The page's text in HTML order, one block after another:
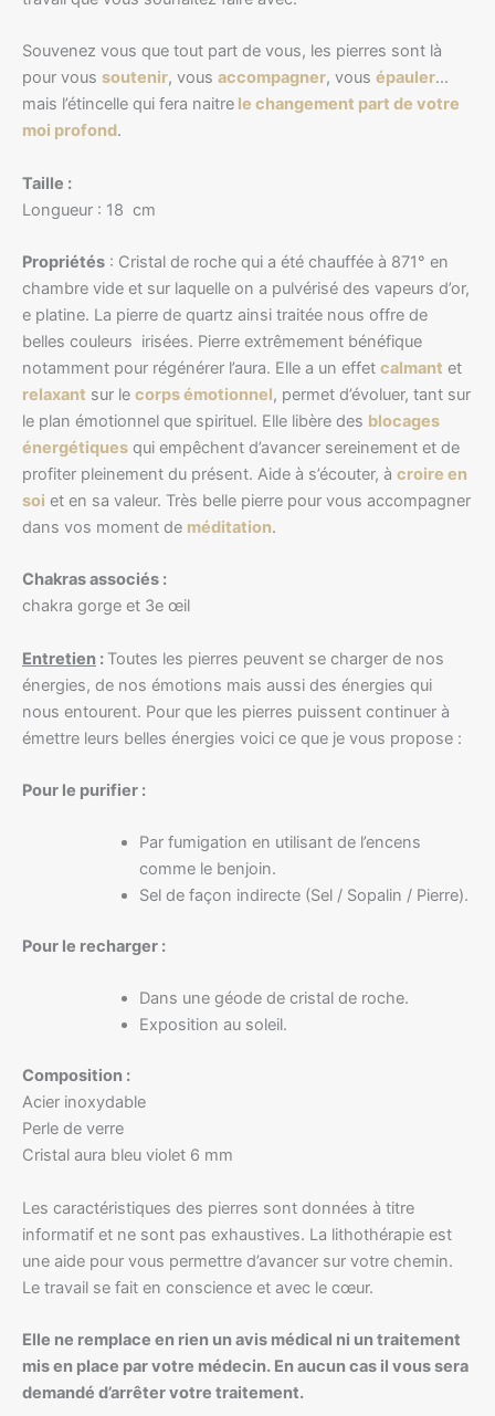
Souvenez vous que tout part de vous, les pierres sont là
pour vous soutenir, vous accompagner, vous épauler…
mais l’étincelle qui fera naitre le changement part de votre
moi profond.
Taille :
Longueur : 18 cm
Propriétés : Cristal de roche qui a été chauffée à 871° en
chambre vide et sur laquelle on a pulvérisé des vapeurs d’or,
e platine. La pierre de quartz ainsi traitée nous offre de
belles couleurs irisées. Pierre extrêmement bénéfique
notamment pour régénérer l’aura. Elle a un effet calmant et
relaxant sur le corps émotionnel, permet d’évoluer, tant sur
le plan émotionnel que spirituel. Elle libère des blocages
énergétiques qui empêchent d’avancer sereinement et de
profiter pleinement du présent. Aide à s’écouter, à croire en
soi et en sa valeur. Très belle pierre pour vous accompagner
dans vos moment de méditation.
Chakras associés :
chakra gorge et 3e œil
Entretien : Toutes les pierres peuvent se charger de nos
énergies, de nos émotions mais aussi des énergies qui
nous entourent. Pour que les pierres puissent continuer à
émettre leurs belles énergies voici ce que je vous propose :
Pour le purifier :
Par fumigation en utilisant de l’encens
comme le benjoin.
Sel de façon indirecte (Sel / Sopalin / Pierre).
Pour le recharger :
Dans une géode de cristal de roche.
Exposition au soleil.
Composition :
Acier inoxydable
Perle de verre
Cristal aura bleu violet 6 mm
Les caractéristiques des pierres sont données à titre
informatif et ne sont pas exhaustives. La lithothérapie est
une aide pour vous permettre d’avancer sur votre chemin.
Le travail se fait en conscience et avec le cœur.
Elle ne remplace en rien un avis médical ni un traitement
mis en place par votre médecin. En aucun cas il vous sera
demandé d’arrêter votre traitement.